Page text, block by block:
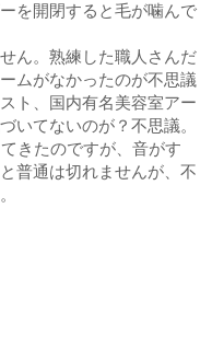
を開閉すると毛が噛んで
ん。熟練した職人さんだ
ムがなかったのが不思議
ト、国内有名美容室アー
いてないのが？不思議。
きたのですが、音がす
普通は切れませんが、不